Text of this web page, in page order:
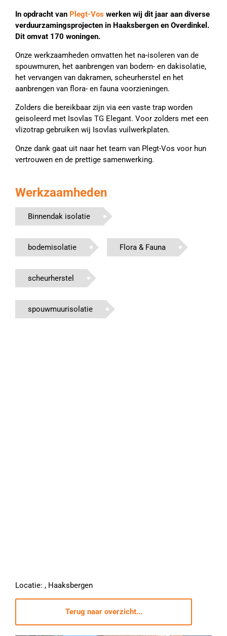
In opdracht van Plegt-Vos werken wij dit jaar aan diverse
verduurzamingsprojecten in Haaksbergen en Overdinkel.
Dit omvat 170 woningen.
Onze werkzaamheden omvatten het na-isoleren van de
spouwmuren, het aanbrengen van bodem- en dakisolatie,
het vervangen van dakramen, scheurherstel en het
aanbrengen van flora- en fauna voorzieningen.
Zolders die bereikbaar zijn via een vaste trap worden
geisoleerd met Isovlas TG Elegant. Voor zolders met een
vlizotrap gebruiken wij Isovlas vuilwerkplaten.
Onze dank gaat uit naar het team van Plegt-Vos voor hun
vertrouwen en de prettige samenwerking.
Werkzaamheden
Binnendak isolatie
bodemisolatie Flora & Fauna
scheurherstel
spouwmuurisolatie
Locatie: , Haaksbergen
Terug naar overzicht...